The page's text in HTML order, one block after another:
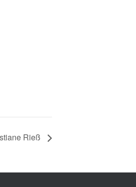
Rieß